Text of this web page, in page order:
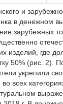
и
в денежном
зарубежных
изделий, где
50% (рис. 2).
укрепили
всех